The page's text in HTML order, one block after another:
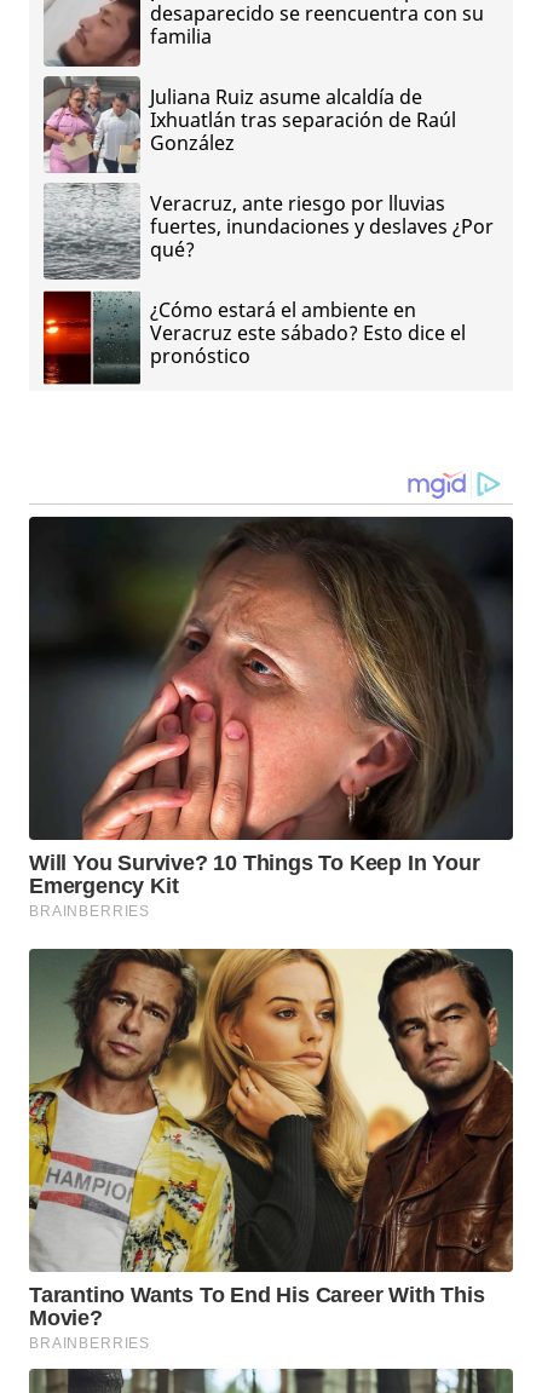
desaparecido se reencuentra con su
familia
Juliana Ruiz asume alcaldía de
Ixhuatlán tras separación de Raúl
González
Veracruz, ante riesgo por lluvias
fuertes, inundaciones y deslaves ¿Por
qué?
¿Cómo estará el ambiente en
Veracruz este sábado? Esto dice el
pronóstico